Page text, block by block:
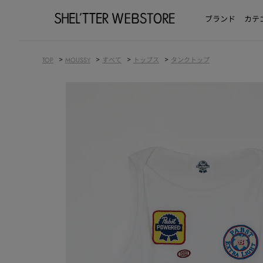
ブランド カテ
TOP > MOUSSY > すべて > トップス > タンクトップ